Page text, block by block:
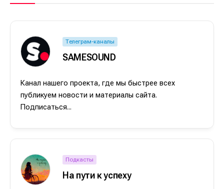
Телеграм-каналы
SAMESOUND
Канал нашего проекта, где мы быстрее всех
публикуем новости и материалы сайта.
Подписаться...
Подкасты
На пути к успеху